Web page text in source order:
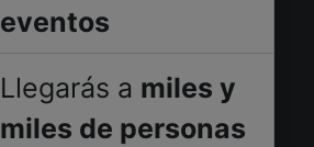
eventos
Llegarás a miles y
miles de personas